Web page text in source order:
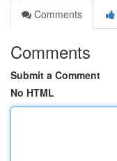
Comments
Comments
Submit a Comment
No HTML